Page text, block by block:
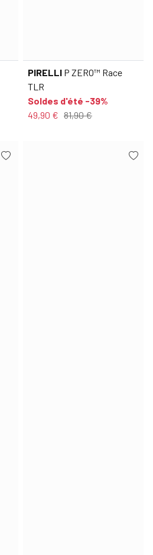
PIRELLI P ZERO™ Race
TLR
Soldes d'été -39%
49,90 € 81,90 €